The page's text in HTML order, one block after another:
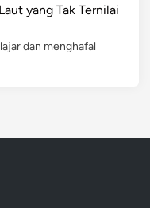
yang Tak Ternilai
dan menghafal